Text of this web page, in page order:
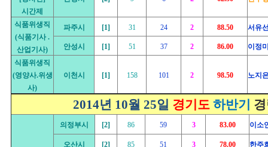
시간제
식품위생직
(식품기사 .
산업기사)
파주시 [1] 31 24 2 88.50 서유
안성시 [1] 51 37 2 86.00
이정
식품위생직
(영양사.위생
사)
이천시 [1] 158 101 2 98.50 노지
2014년 10월 25일 경기도 하반기
의정부시 [2] 86 59 3 83.00 이소
오산시 [2] 85 51 3 78.00 한주